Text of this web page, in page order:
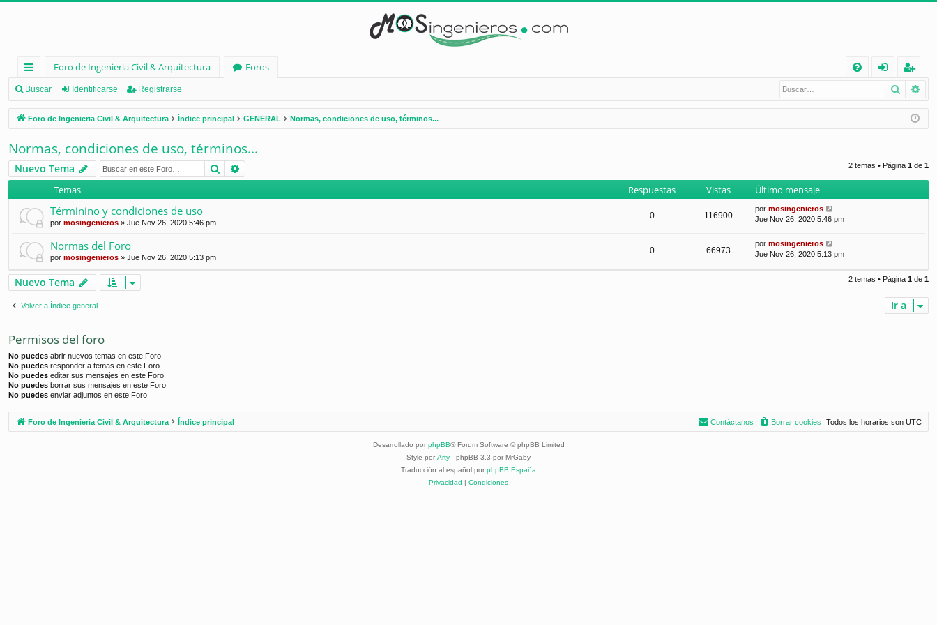
nl
ac
es
rá
pi
d
os
Foro de Ingenieria Civil & Arquitectura
Foros
Q
nt
ifi
e
eg
ist
ra
Buscar Identificarse Registrarse Buscar
Foro de Ingenieria Civil & Arquitectura Índice principal GENERAL Normas, condiciones de uso, términos...
Normas, condiciones de uso, términos...
Nuevo Tema Buscar 2 temas • Página 1 de 1
Temas Respuestas Vistas Último mensaje
Términino y condiciones de uso
por mosingenieros » Jue Nov 26, 2020 5:46 pm
0 116900
por mosingenieros
Jue Nov 26, 2020 5:46 pm
Normas del Foro
por mosingenieros » Jue Nov 26, 2020 5:13 pm
0 66973
por mosingenieros
Jue Nov 26, 2020 5:13 pm
Nuevo Tema 2 temas • Página 1 de 1
Volver a Índice general Ir a
Permisos del foro
No puedes abrir nuevos temas en este Foro
No puedes responder a temas en este Foro
No puedes editar sus mensajes en este Foro
No puedes borrar sus mensajes en este Foro
No puedes enviar adjuntos en este Foro
Foro de Ingenieria Civil & Arquitectura Índice principal Todos los horarios son UTC
Borrar cookies
Contáctanos
Desarrollado por phpBB® Forum Software © phpBB Limited
Style por Arty - phpBB 3.3 por MrGaby
Traducción al español por phpBB España
Privacidad | Condiciones